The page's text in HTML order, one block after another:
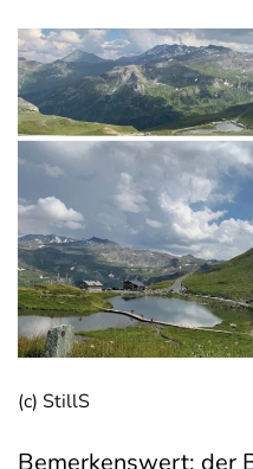
(c) StillS
Bemerkenswert: der